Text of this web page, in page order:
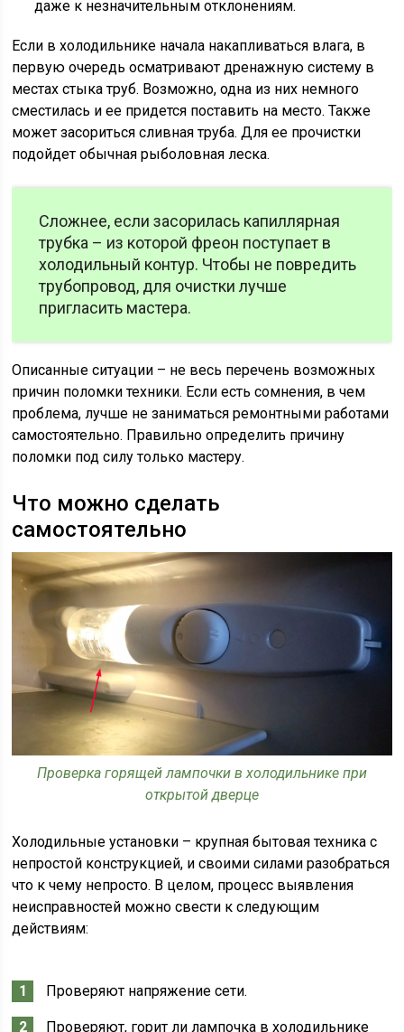
даже к незначительным отклонениям.
Если в холодильнике начала накапливаться влага, в
первую очередь осматривают дренажную систему в
местах стыка труб. Возможно, одна из них немного
сместилась и ее придется поставить на место. Также
может засориться сливная труба. Для ее прочистки
подойдет обычная рыболовная леска.
Сложнее, если засорилась капиллярная
трубка – из которой фреон поступает в
холодильный контур. Чтобы не повредить
трубопровод, для очистки лучше
пригласить мастера.
Описанные ситуации – не весь перечень возможных
причин поломки техники. Если есть сомнения, в чем
проблема, лучше не заниматься ремонтными работами
самостоятельно. Правильно определить причину
поломки под силу только мастеру.
Что можно сделать
самостоятельно
Проверка горящей лампочки в холодильнике при
открытой дверце
Холодильные установки – крупная бытовая техника с
непростой конструкцией, и своими силами разобраться
что к чему непросто. В целом, процесс выявления
неисправностей можно свести к следующим
действиям:
Проверяют напряжение сети.
Проверяют, горит ли лампочка в холодильнике